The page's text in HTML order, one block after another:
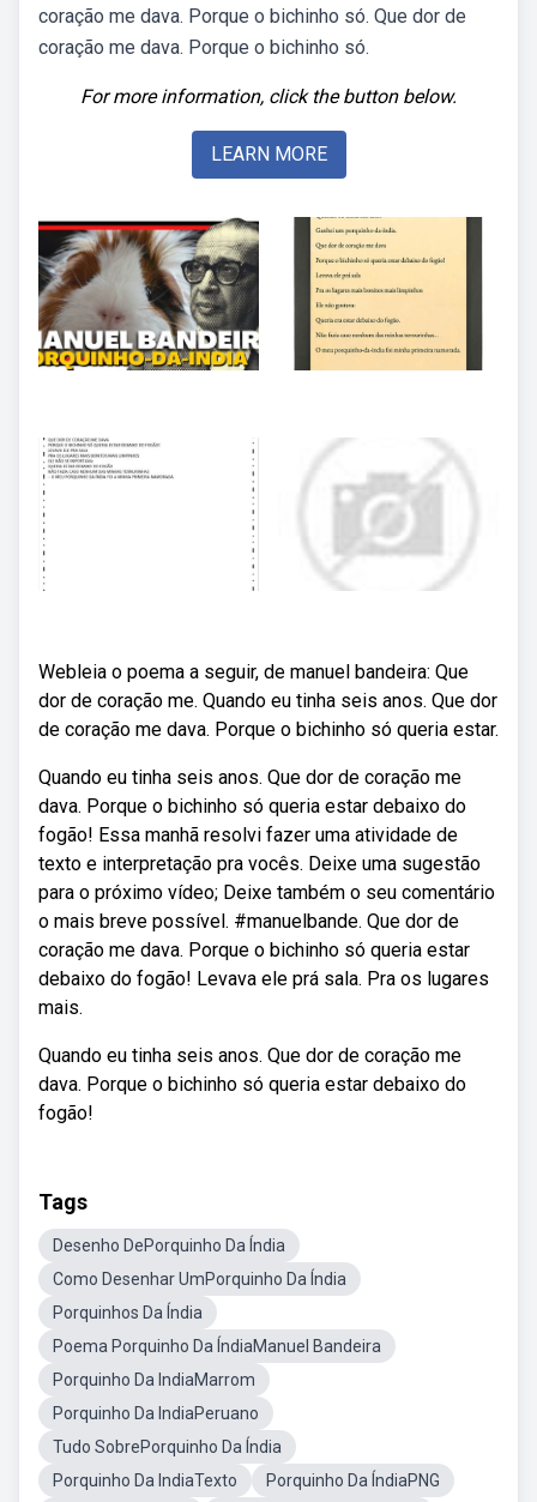
coração me dava. Porque o bichinho só. Que dor de
coração me dava. Porque o bichinho só.
For more information, click the button below.
LEARN MORE
Webleia o poema a seguir, de manuel bandeira: Que
dor de coração me. Quando eu tinha seis anos. Que dor
de coração me dava. Porque o bichinho só queria estar.
Quando eu tinha seis anos. Que dor de coração me
dava. Porque o bichinho só queria estar debaixo do
fogão! Essa manhã resolvi fazer uma atividade de
texto e interpretação pra vocês. Deixe uma sugestão
para o próximo vídeo; Deixe também o seu comentário
o mais breve possível. #manuelbande. Que dor de
coração me dava. Porque o bichinho só queria estar
debaixo do fogão! Levava ele prá sala. Pra os lugares
mais.
Quando eu tinha seis anos. Que dor de coração me
dava. Porque o bichinho só queria estar debaixo do
fogão!
Tags
Desenho DePorquinho Da Índia
Como Desenhar UmPorquinho Da Índia
Porquinhos Da Índia
Poema Porquinho Da ÍndiaManuel Bandeira
Porquinho Da IndiaMarrom
Porquinho Da IndiaPeruano
Tudo SobrePorquinho Da Índia
Porquinho Da IndiaTexto
Porquinho Da ÍndiaPNG